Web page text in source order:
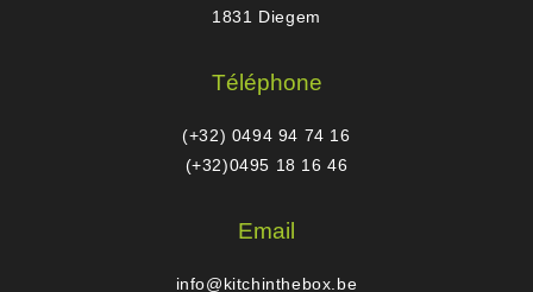
1831 Diegem
Téléphone
(+32) 0494 94 74 16
(+32)0495 18 16 46
Email
info@kitchinthebox.be